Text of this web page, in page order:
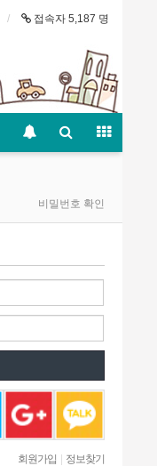
접속자 5,187 명
비밀번호 확인
회원가입 | 정보찾기